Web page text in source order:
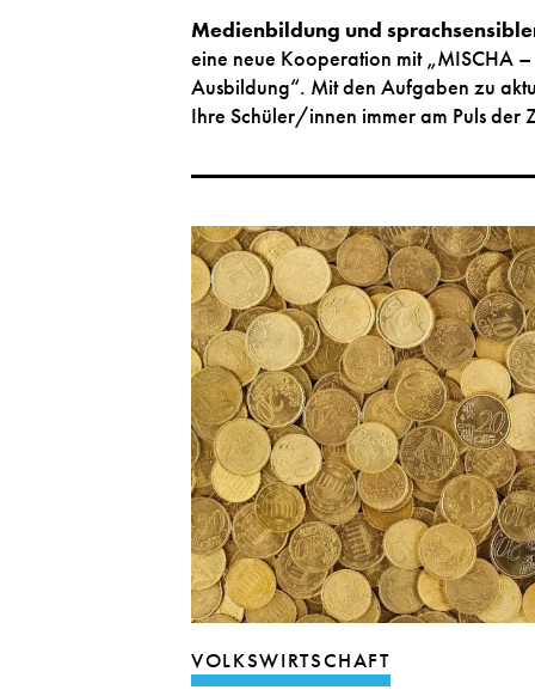
Medienbildung und
eine neue Kooperation mit „MISCHA
Ausbildung“. Mit den Aufgaben zu
Ihre Schüler/innen immer am Puls der
VOLKSWIRTSCHAFT